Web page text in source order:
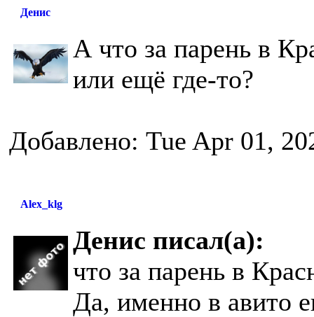
Денис
А что за парень в
или ещё где-то?
Добавлено: Tue Apr 01,
Alex_klg
Денис писал(а):
что за парень в
Да, именно в авито